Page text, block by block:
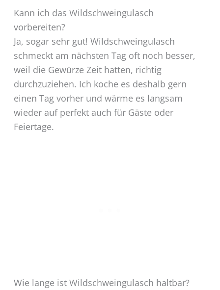
Kann ich das Wildschweingulasch
vorbereiten?
Ja, sogar sehr gut! Wildschweingulasch
schmeckt am nächsten Tag oft noch besser,
weil die Gewürze Zeit hatten, richtig
durchzuziehen. Ich koche es deshalb gern
einen Tag vorher und wärme es langsam
wieder auf perfekt auch für Gäste oder
Feiertage.
Wie lange ist Wildschweingulasch haltbar?